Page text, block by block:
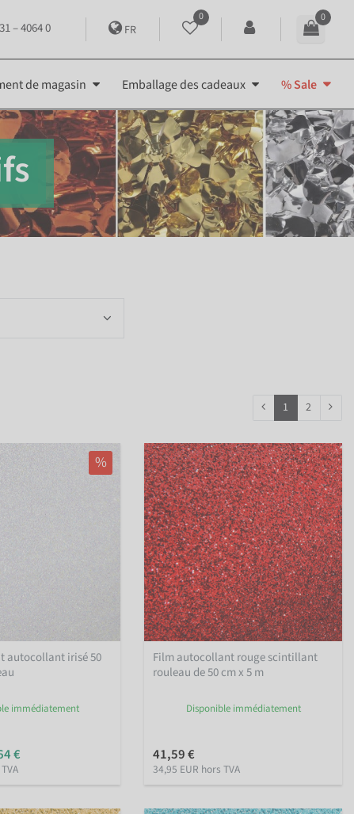
– 4064 0 FR
0 0
de magasin Emballage des cadeaux % Sale
1 2
%
autocollant irisé 50
immédiatement
€
Film autocollant rouge scintillant
rouleau de 50 cm x 5 m
Disponible immédiatement
41,59 €
34,95 EUR hors TVA